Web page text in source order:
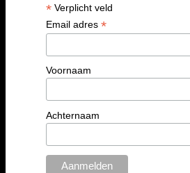
*Verplicht veld
Email adres *
Voornaam
Achternaam